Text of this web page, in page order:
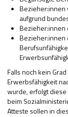
Bezieher:innen
aufgrund
Bezieher:innen
Bezieher:innen
Falls noch kein
Erwerbsfähigkeit
wurde, erfolgt
beim
Atteste sollen in